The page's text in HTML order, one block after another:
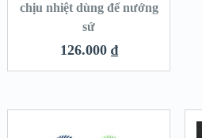
chịu nhiệt dùng để nướng
sứ
126.000 ₫